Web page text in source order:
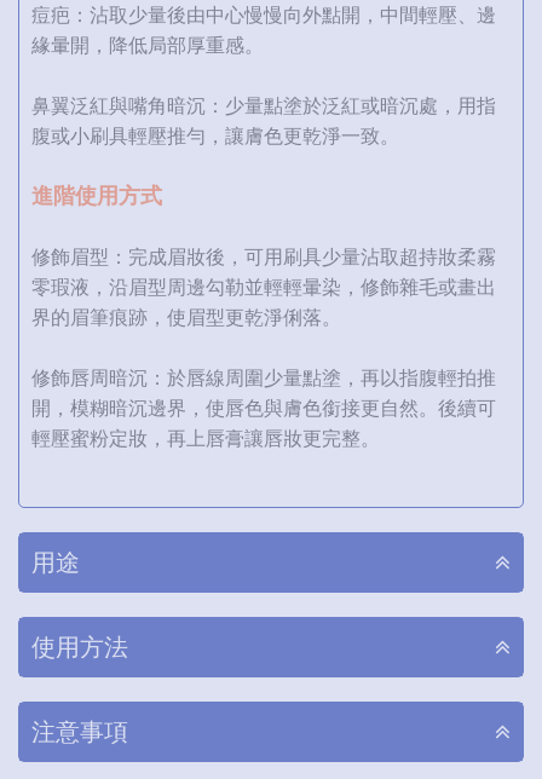
痘疤：沾取少量後由中心慢慢向外點開，中間輕壓、邊
緣暈開，降低局部厚重感。
鼻翼泛紅與嘴角暗沉：少量點塗於泛紅或暗沉處，用指
腹或小刷具輕壓推勻，讓膚色更乾淨一致。
進階使用方式
修飾眉型：完成眉妝後，可用刷具少量沾取超持妝柔霧
零瑕液，沿眉型周邊勾勒並輕輕暈染，修飾雜毛或畫出
界的眉筆痕跡，使眉型更乾淨俐落。
修飾唇周暗沉：於唇線周圍少量點塗，再以指腹輕拍推
開，模糊暗沉邊界，使唇色與膚色銜接更自然。後續可
輕壓蜜粉定妝，再上唇膏讓唇妝更完整。
用途
使用方法
注意事項